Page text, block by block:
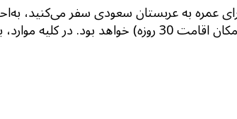
بازدید)، یا یک‌بار ورود (با اعتبار 90 روزه، و